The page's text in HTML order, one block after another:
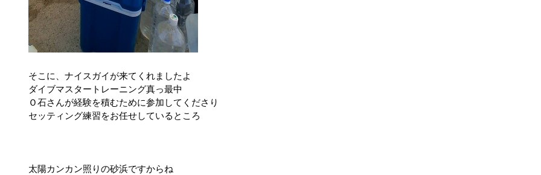
そこに、ナイスガイが来てくれましたよ
ダイブマスタートレーニング真っ最中
Ｏ石さんが経験を積むために参加してくださり
セッティング練習をお任せしているところ
太陽カンカン照りの砂浜ですからね